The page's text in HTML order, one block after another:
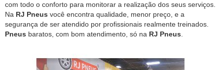
com todo o conforto para monitorar a realização dos seus serviços.
Na RJ Pneus você encontra qualidade, menor preço, e a
segurança de ser atendido por profissionais realmente treinados.
Pneus baratos, com bom atendimento, só na RJ Pneus